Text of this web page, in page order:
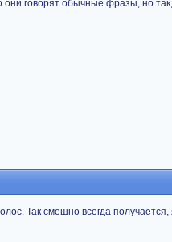
они говорят обычные фразы, но
Так смешно всегда